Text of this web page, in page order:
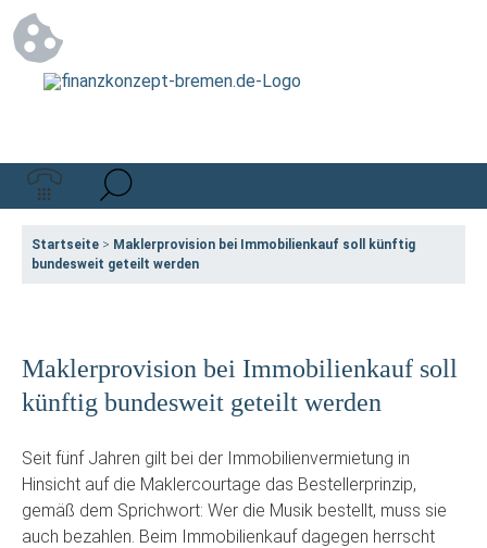
Startseite > Maklerprovision bei Immobilienkauf soll künftig
bundesweit geteilt werden
Maklerprovision bei Immobilienkauf soll
künftig bundesweit geteilt werden
Seit fünf Jahren gilt bei der Immobilienvermietung in
Hinsicht auf die Maklercourtage das Bestellerprinzip,
gemäß dem Sprichwort: Wer die Musik bestellt, muss sie
auch bezahlen. Beim Immobilienkauf dagegen herrscht